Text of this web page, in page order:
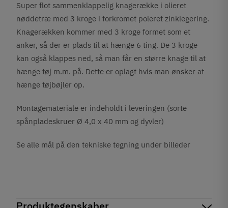
Super flot sammenklappelig knagerække i olieret
nøddetræ med 3 kroge i forkromet poleret zinklegering.
Knagerækken kommer med 3 kroge formet som et
anker, så der er plads til at hænge 6 ting. De 3 kroge
kan også klappes ned, så man får en større knage til at
hænge tøj m.m. på. Dette er oplagt hvis man ønsker at
hænge tøjbøjler op.
Montagemateriale er indeholdt i leveringen (sorte
spånpladeskruer Ø 4,0 x 40 mm og dyvler)
Se alle mål på den tekniske tegning under billeder